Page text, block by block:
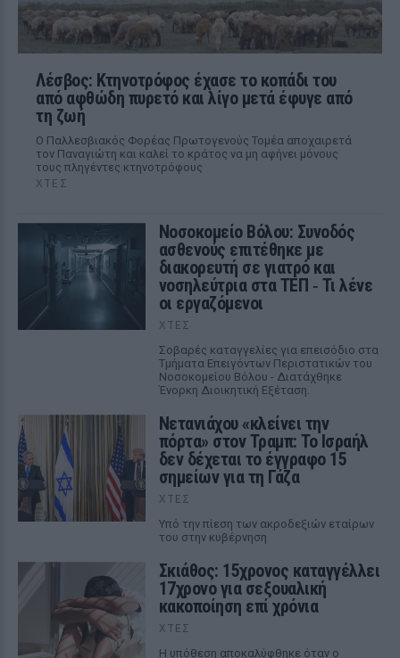
Λέσβος: Κτηνοτρόφος έχασε το κοπάδι του
από αφθώδη πυρετό και λίγο μετά έφυγε από
τη ζωή
Ο Παλλεσβιακός Φορέας Πρωτογενούς Τομέα αποχαιρετά
τον Παναγιώτη και καλεί το κράτος να μη αφήνει μόνους
τους πληγέντες κτηνοτρόφους
ΧΤΕΣ
Νοσοκομείο Βόλου: Συνοδός
ασθενούς επιτέθηκε με
διακορευτή σε γιατρό και
νοσηλεύτρια στα ΤΕΠ ‑ Τι λένε
οι εργαζόμενοι
ΧΤΕΣ
Σοβαρές καταγγελίες για επεισόδιο στα
Τμήματα Επειγόντων Περιστατικών του
Νοσοκομείου Βόλου - Διατάχθηκε
Ένορκη Διοικητική Εξέταση.
Νετανιάχου «κλείνει την
πόρτα» στον Τραμπ: Το Ισραήλ
δεν δέχεται το έγγραφο 15
σημείων για τη Γάζα
ΧΤΕΣ
Υπό την πίεση των ακροδεξιών εταίρων
του στην κυβέρνηση
Σκιάθος: 15χρονος καταγγέλλει
17χρονο για σεξουαλική
κακοποίηση επί χρόνια
ΧΤΕΣ
Η υπόθεση αποκαλύφθηκε όταν ο